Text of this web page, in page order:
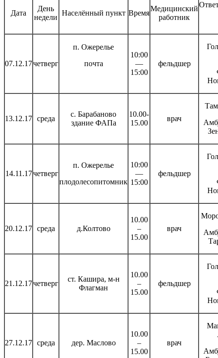
Дата
День
недели
Населённый пункт Время
Медицинский
работник
07.12.17четверг
п. Ожерелье
почта
10:00
—
15:00
фельдшер
13.12.17 среда
с. Барабаново
здание ФАПа
10.00-
15.00
врач
14.11.17четверг
п. Ожерелье
плодолесопитомник
10:00
—
15:00
фельдшер
20.12.17 среда д.Колтово
10.00
–
15.00
врач
21.12.17четверг
ст. Кашира, м-н
Флагман
10.00
–
15.00
фельдшер
27.12.17 среда дер. Маслово
10.00
–
15.00
врач